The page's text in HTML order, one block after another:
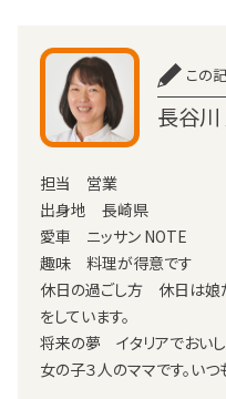
この
長谷
担当 営業
出身地 長崎県
愛車 ニッサン NOTE
趣味 料理が得意です
休日の過ごし方 休日は娘
をしています。
将来の夢 イタリアでおいし
女の子３人のママです。い